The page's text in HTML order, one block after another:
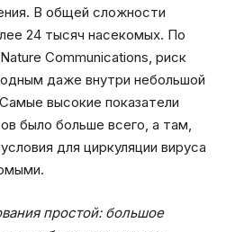
В общей сложности
24 тысяч насекомых. По
Communications, риск
даже внутри небольшой
высокие показатели
было больше всего, а там,
для циркуляции вируса
простой: большое